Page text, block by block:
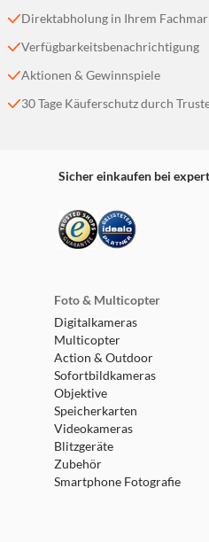
Direktabholung in Ihrem
Verfügbarkeitsbenachrichtigung
Aktionen & Gewinnspiele
30 Tage Käuferschutz durch
Sicher einkaufen bei expert
Foto & Multicopter
Digitalkameras
Multicopter
Action & Outdoor
Sofortbildkameras
Objektive
Speicherkarten
Videokameras
Blitzgeräte
Zubehör
Smartphone Fotografie